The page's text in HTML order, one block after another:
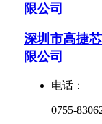
限公司
深圳市高捷
限公司
电话：
0755-